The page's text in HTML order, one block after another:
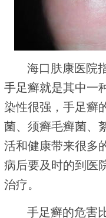
海口肤康医院
手足癣就是其中一
染性很强，手足癣
菌、须癣毛癣菌、
活和健康带来很多
病后要及时的到医
治疗。
手足癣的危害